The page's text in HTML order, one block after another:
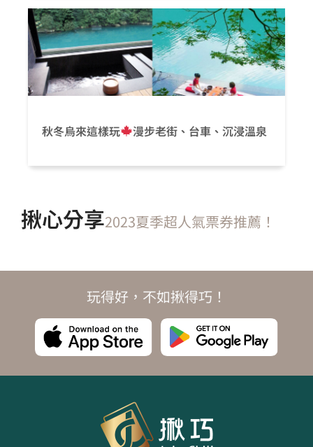
秋冬烏來這樣玩 漫步老街、台車、沉浸溫泉
揪心分享2023夏季超人氣票券推薦！
玩得好，不如揪得巧！